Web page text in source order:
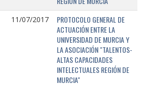
11/07/2017
PROTOCOLO GENERAL DE
ACTUACIÓN ENTRE LA
UNIVERSIDAD DE MURCIA Y
LA ASOCIACIÓN "TALENTOS-
ALTAS CAPACIDADES
INTELECTUALES REGIÓN DE
MURCIA"